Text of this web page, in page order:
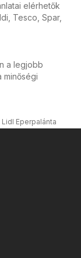
elérhetők
Tesco, Spar,
a legjobb
minőségi
Lidl Eperpalánta